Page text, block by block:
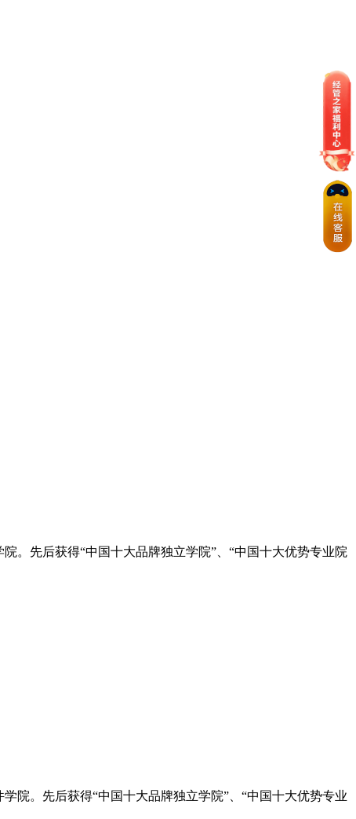
。先后获得“中国十大品牌独立学院”、“中国十大优势专业院
院。先后获得“中国十大品牌独立学院”、“中国十大优势专业